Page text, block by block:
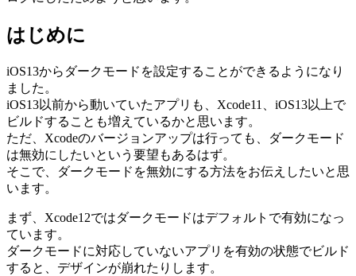
はじめに
iOS13からダークモードを設定することができるようになり
ました。
iOS13以前から動いていたアプリも、Xcode11、iOS13以上で
ビルドすることも増えているかと思います。
ただ、Xcodeのバージョンアップは行っても、ダークモード
は無効にしたいという要望もあるはず。
そこで、ダークモードを無効にする方法をお伝えしたいと思
います。
まず、Xcode12ではダークモードはデフォルトで有効になっ
ています。
ダークモードに対応していないアプリを有効の状態でビルド
すると、デザインが崩れたりします。